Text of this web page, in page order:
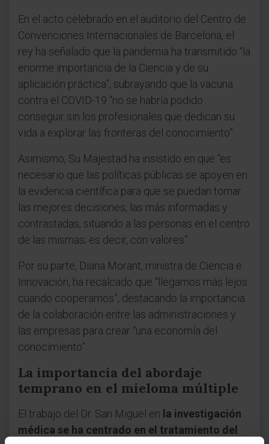
En el acto celebrado en el auditorio del Centro de
Convenciones Internacionales de Barcelona, el
rey ha señalado que la pandemia ha transmitido “la
enorme importancia de la Ciencia y de su
aplicación práctica”, subrayando que la vacuna
contra el COVID-19 “no se habría podido
conseguir sin los profesionales que dedican su
vida a explorar las fronteras del conocimiento”.
Asimismo, Su Majestad ha insistido en que “es
necesario que las políticas públicas se apoyen en
la evidencia científica para que se puedan tomar
las mejores decisiones, las más informadas y
contrastadas, situando a las personas en el centro
de las mismas; es decir, con valores”.
Por su parte, Diana Morant, ministra de Ciencia e
Innovación, ha recalcado que “llegamos más lejos
cuando cooperamos”, destacando la importancia
de la colaboración entre las administraciones y
las empresas para crear “una economía del
conocimiento”.
La importancia del abordaje
temprano en el mieloma múltiple
El trabajo del Dr. San Miguel en la investigación
médica se ha centrado en el tratamiento del